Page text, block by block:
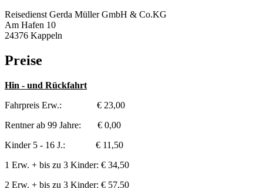
Reisedienst Gerda Müller GmbH & Co.KG
Am Hafen 10
24376 Kappeln
Preise
Hin - und Rückfahrt
Fahrpreis Erw.: € 23,00
Rentner ab 99 Jahre: € 0,00
Kinder 5 - 16 J.: € 11,50
1 Erw. + bis zu 3 Kinder: € 34,50
2 Erw. + bis zu 3 Kinder: € 57,50